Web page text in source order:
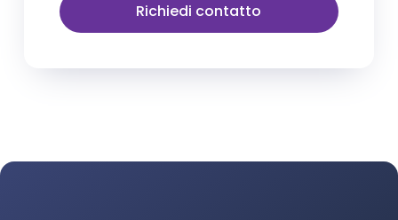
Richiedi contatto